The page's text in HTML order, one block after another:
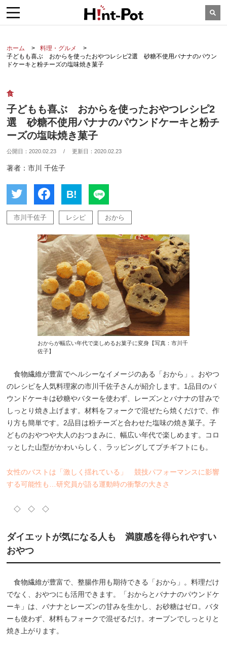
ホーム
料理・グルメ
子どもも喜ぶ おからを使ったおやつレシピ2選 砂糖不使用バナナのパウン
ドケーキと粉チーズの塩味焼き菓子
食
子どもも喜ぶ おからを使ったおやつレシピ2
選 砂糖不使用バナナのパウンドケーキと粉チ
ーズの塩味焼き菓子
公開日：2020.02.23 / 更新日：2020.02.23
著者：市川 千佐子
B!
市川千佐子 レシピ おから
おからが幅広い年代で楽しめるお菓子に変身【写真：市川千
佐子】
食物繊維が豊富でヘルシーなイメージのある「おから」。おやつ
のレシピを人気料理家の市川千佐子さんが紹介します。1品目のパ
ウンドケーキは砂糖やバターを使わず、レーズンとバナナの甘みで
しっとり焼き上げます。材料をフォークで混ぜたら焼くだけで、作
り方も簡単です。2品目は粉チーズと合わせた塩味の焼き菓子。子
どものおやつや大人のおつまみに、幅広い年代で楽しめます。コロ
ッとした山型がかわいらしく、ラッピングしてプチギフトにも。
女性のバストは「激しく揺れている」 競技パフォーマンスに影響
する可能性も…研究員が語る運動時の衝撃の大きさ
◇ ◇ ◇
ダイエットが気になる人も 満腹感を得られやすい
おやつ
食物繊維が豊富で、整腸作用も期待できる「おから」。料理だけ
でなく、おやつにも活用できます。「おからとバナナのパウンドケ
ーキ」は、バナナとレーズンの甘みを生かし、お砂糖はゼロ。バタ
ーも使わず、材料もフォークで混ぜるだけ。オーブンでしっとりと
焼き上がります。